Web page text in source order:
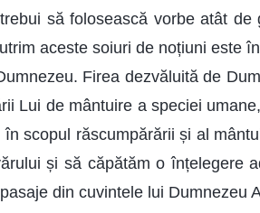
să folosească vorbe atât de
aceste soiuri de noțiuni este
Firea dezvăluită de
Lui de mântuire a speciei
scopul răscumpărării și al
și să căpătăm o înțelegere
din cuvintele lui Dumnezeu